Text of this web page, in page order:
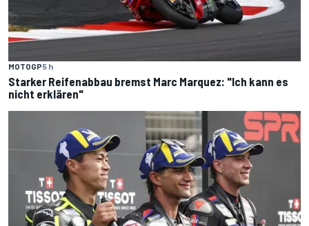
MOTOGP5 h
Starker Reifenabbau bremst Marc Marquez: "Ich kann es
nicht erklären"